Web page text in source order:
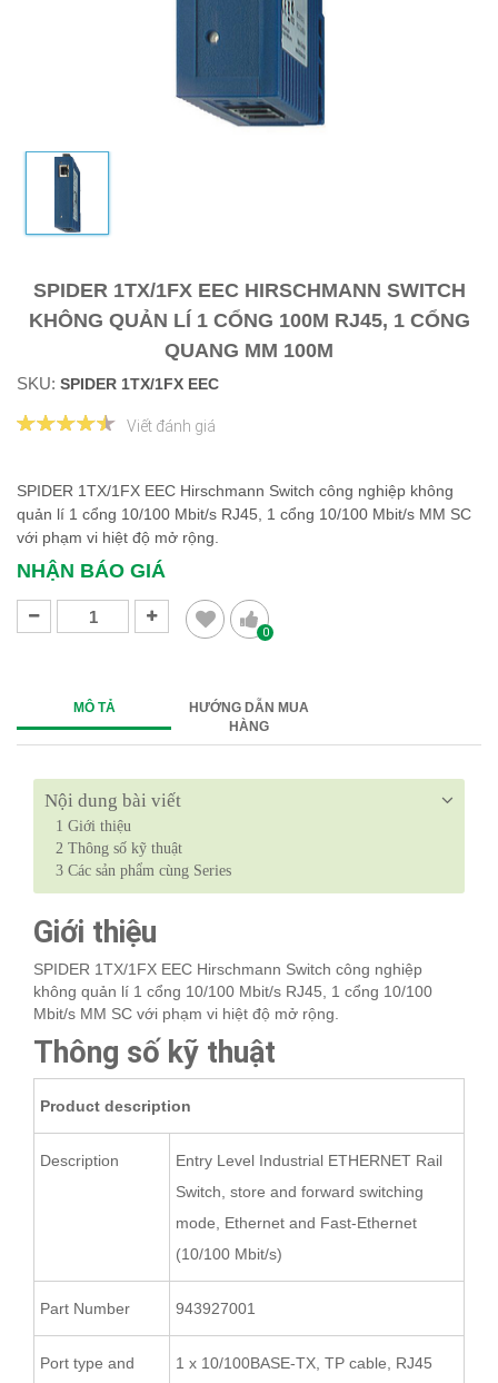
SPIDER 1TX/1FX EEC HIRSCHMANN SWITCH
KHÔNG QUẢN LÍ 1 CỔNG 100M RJ45, 1 CỔNG
QUANG MM 100M
SKU: SPIDER 1TX/1FX EEC
Viết đánh giá
SPIDER 1TX/1FX EEC Hirschmann Switch công nghiệp không
quản lí 1 cổng 10/100 Mbit/s RJ45, 1 cổng 10/100 Mbit/s MM SC
với phạm vi hiệt độ mở rộng.
NHẬN BÁO GIÁ
0
MÔ TẢ
HƯỚNG DẪN MUA
HÀNG
Nội dung bài viết
1 Giới thiệu
2 Thông số kỹ thuật
3 Các sản phẩm cùng Series
Giới thiệu
SPIDER 1TX/1FX EEC Hirschmann Switch công nghiệp
không quản lí 1 cổng 10/100 Mbit/s RJ45, 1 cổng 10/100
Mbit/s MM SC với phạm vi hiệt độ mở rộng.
Thông số kỹ thuật
Product description
Description
Entry Level Industrial ETHERNET Rail
Switch, store and forward switching
mode, Ethernet and Fast-Ethernet
(10/100 Mbit/s)
Part Number 943927001
Port type and
1 x 10/100BASE-TX, TP cable, RJ45